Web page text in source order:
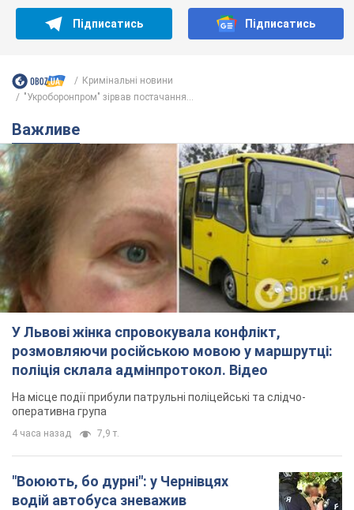
Підписатись Підписатись
Кримінальні новини
"Укроборонпром" зірвав постачання...
Важливе
У Львові жінка спровокувала конфлікт,
розмовляючи російською мовою у маршрутці:
поліція склала адмінпротокол. Відео
На місце події прибули патрульні поліцейські та слідчо-
оперативна група
4 часа назад 7,9 т.
"Воюють, бо дурні": у Чернівцях
водій автобуса зневажив